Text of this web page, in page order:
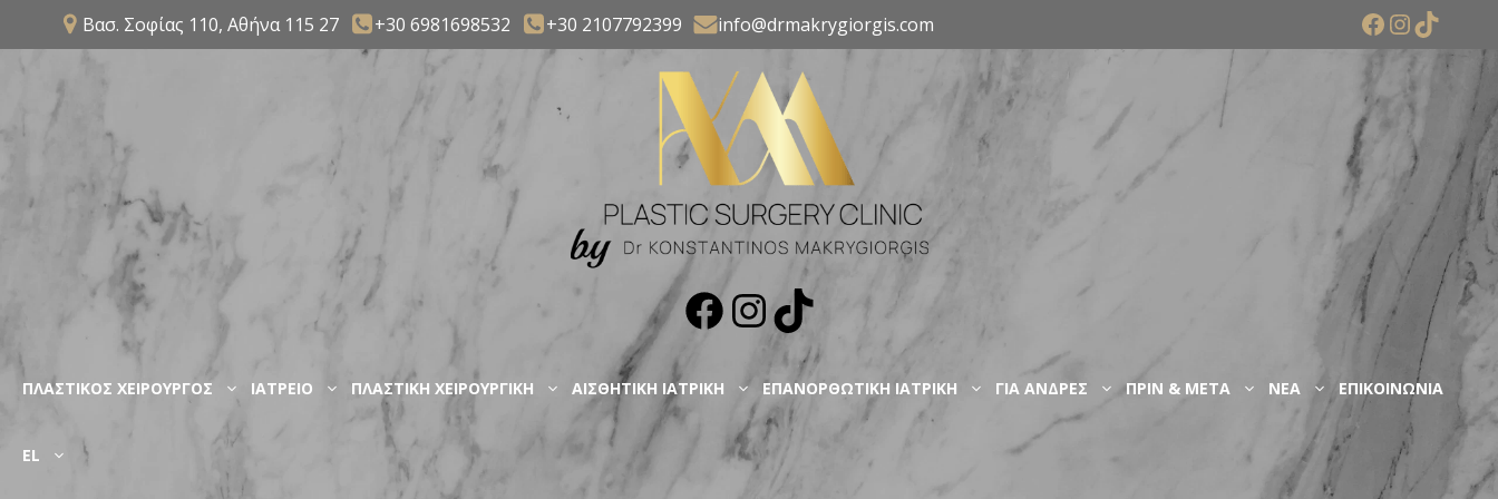
Μετάβαση
περιεχόμενο
Βασ. Σοφίας 110, Αθήνα 115 27 +30 6981698532 +30 2107792399 info@drmakrygiorgis.com Facebook
TikTok
Facebook
Instagram
TikTok
ΠΛΑΣΤΙΚΟΣ ΧΕΙΡΟΥΡΓΟΣ ΙΑΤΡΕΙΟ ΠΛΑΣΤΙΚΗ ΧΕΙΡΟΥΡΓΙΚΗ ΑΙΣΘΗΤΙΚΗ ΙΑΤΡΙΚΗ ΕΠΑΝΟΡΘΩΤΙΚΗ ΙΑΤΡΙΚΗ ΓΙΑ ΑΝΔΡΕΣ ΠΡΙΝ & ΜΕΤΑ ΝΕΑ ΕΠΙΚΟΙΝΩΝΙΑ
EL